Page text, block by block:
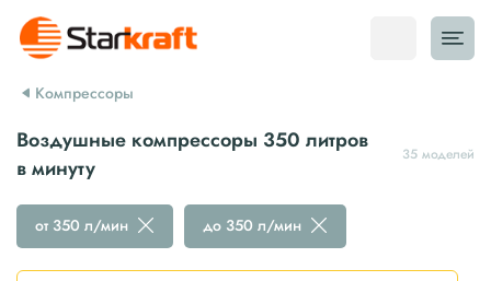
Компрессоры
Воздушные компрессоры 350 литров
в минуту
35 моделей
от 350 л/мин до 350 л/мин